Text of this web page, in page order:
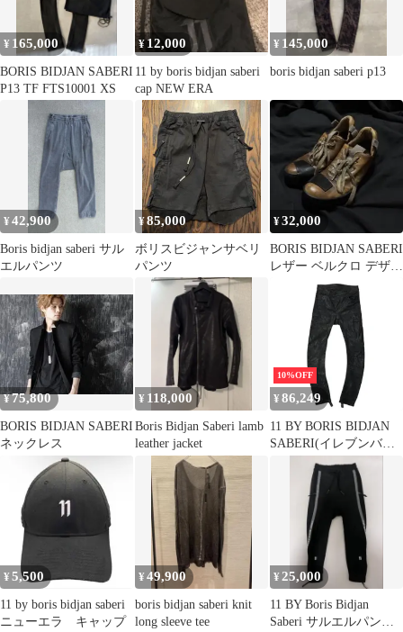
¥ 165,000
BORIS BIDJAN SABERI
P13 TF FTS10001 XS
¥12,000
11 by boris bidjan saberi
cap NEW ERA
¥ 145,000
boris bidjan saberi p13
¥42,900
Boris bidjan saberi サル
エルパンツ
¥85,000
ボリスビジャンサベリ
パンツ
¥32,000
BORIS BIDJAN SABERI
レザー ベルクロ デザイ
ンスニーカー
¥75,800
BORIS BIDJAN SABERI
ネックレス
¥ 118,000
Boris Bidjan Saberi lamb
leather jacket
10%OFF
¥ 86,249
11 BY BORIS BIDJAN
SABERI(イレブンバイ
ボリスビジャンサベリ)
Slim-Fit Coated Denim
Pants タイトフィット
コーティング デニム パ
ンツ S ブラック バナナ
カット
¥ 5,500
11 by boris bidjan saberi
ニューエラ キャップ
¥49,900
boris bidjan saberi knit
long sleeve tee
¥ 25,000
11 BY Boris Bidjan
Saberi サルエルパンツ